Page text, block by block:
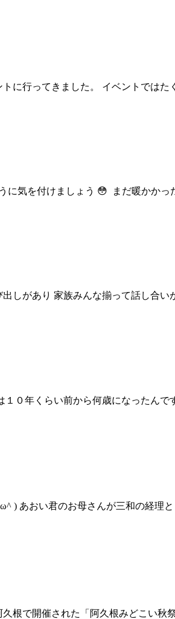
行ってきました。 イベントではた
気を付けましょう 😳 まだ暖かか
しがあり 家族みんな揃って話し合
０年くらい前から何歳になったん
あおい君のお母さんが三和の経理
根で開催された「阿久根みどこい秋